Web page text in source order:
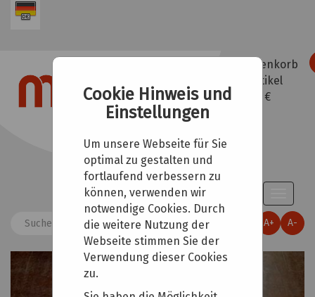
Cookie Hinweis und
Einstellungen
Um unsere Webseite für Sie
optimal zu gestalten und
fortlaufend verbessern zu
können, verwenden wir
notwendige Cookies. Durch
die weitere Nutzung der
Webseite stimmen Sie der
Verwendung dieser Cookies
zu.
Warenkorb
Artikel
0,00 €
A-
A+